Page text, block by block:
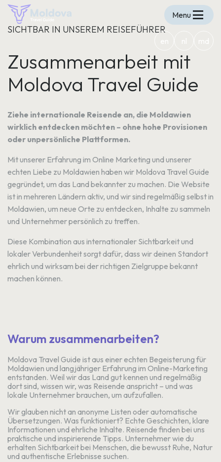
Menu
en nl md
SICHTBAR IN UNSEREM REISEFÜHRER
Zusammenarbeit mit
Moldova Travel Guide
Ziehe internationale Reisende an, die Moldawien
wirklich entdecken möchten – ohne hohe Provisionen
oder unpersönliche Plattformen.
Mit unserer Erfahrung im Online Marketing und unserer
echten Liebe zu Moldawien haben wir Moldova Travel Guide
gegründet, um das Land bekannter zu machen. Die Website
ist in mehreren Ländern aktiv, und wir sind regelmäßig selbst in
Moldawien, um neue Orte zu entdecken, Inhalte zu sammeln
und Unternehmer persönlich zu treffen.
Diese Kombination aus internationaler Sichtbarkeit und
lokaler Verbundenheit sorgt dafür, dass wir deinen Standort
ehrlich und wirksam bei der richtigen Zielgruppe bekannt
machen können.
Warum zusammenarbeiten?
Moldova Travel Guide ist aus einer echten Begeisterung für
Moldawien und langjähriger Erfahrung im Online-Marketing
entstanden. Weil wir das Land gut kennen und regelmäßig
dort sind, wissen wir, was Reisende anspricht – und was
lokale Unternehmer brauchen, um aufzufallen.
Wir glauben nicht an anonyme Listen oder automatische
Übersetzungen. Was funktioniert? Echte Geschichten, klare
Informationen und ehrliche Inhalte. Reisende finden bei uns
praktische und inspirierende Tipps. Unternehmer wie du
erhalten Sichtbarkeit bei Menschen, die bewusst Ruhe, Natur
und authentische Erlebnisse suchen.